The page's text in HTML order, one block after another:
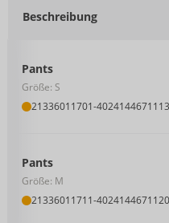
Beschreibung
Pants
Größe: S
21336011701-
Pants
Größe: M
21336011711-